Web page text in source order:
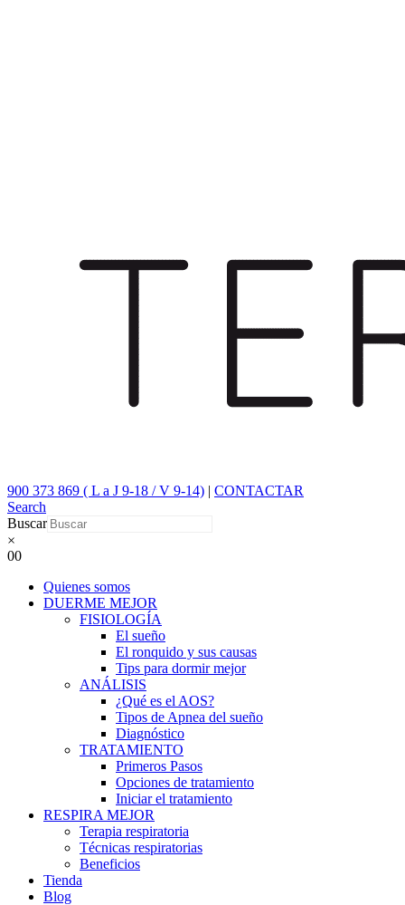
900 373 869 ( L a J 9-18 / V 9-14) | CONTACTAR
Search
Buscar
×
00
Quienes somos
DUERME MEJOR
FISIOLOGÍA
El sueño
El ronquido y sus causas
Tips para dormir mejor
ANÁLISIS
¿Qué es el AOS?
Tipos de Apnea del sueño
Diagnóstico
TRATAMIENTO
Primeros Pasos
Opciones de tratamiento
Iniciar el tratamiento
RESPIRA MEJOR
Terapia respiratoria
Técnicas respiratorias
Beneficios
Tienda
Blog